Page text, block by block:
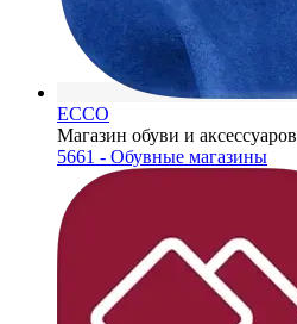
ECCO
Магазин обуви и аксессуаров
5661 - Обувные магазины